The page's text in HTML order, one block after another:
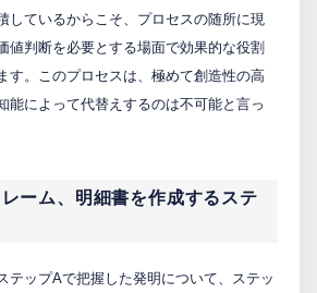
しているからこそ、プロセスの随所に現
値判断を必要とする場面で効果的な役割
す。このプロセスは、極めて創造性の高
能によって代替えするのは不可能と言っ
ーム、明細書を作成するステ
テップAで把握した発明について、ステッ